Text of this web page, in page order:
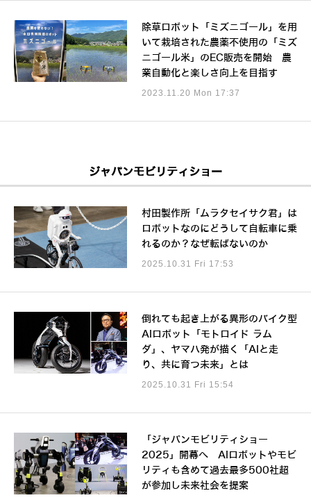
除草ロボット「ミズニゴール」を用
いて栽培された農薬不使用の「ミズ
ニゴール米」のEC販売を開始 農
業自動化と楽しさ向上を目指す
2023.11.20 Mon 17:37
ジャパンモビリティショー
村田製作所「ムラタセイサク君」は
ロボットなのにどうして自転車に乗
れるのか？なぜ転ばないのか
2025.10.31 Fri 17:53
倒れても起き上がる異形のバイク型
AIロボット「モトロイド ラム
ダ」、ヤマハ発が描く「AIと走
り、共に育つ未来」とは
2025.10.31 Fri 15:54
「ジャパンモビリティショー
2025」開幕へ AIロボットやモビ
リティも含めて過去最多500社超
が参加し未来社会を提案